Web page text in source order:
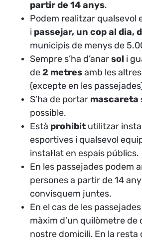
partir de 14 anys.
Podem realitzar qualsevol
i passejar, un cop al dia,
municipis de menys de
Sempre s’ha d’anarsol i
de2 metresamb les
(excepte en les
S’ha de portar mascareta
possible.
Està prohibit utilitzar
esportives i qualsevol
instal·lat en espais públics.
En les passejades podem
persones a partir de 14
convisquem juntes.
En el cas de les
màxim d’un quilòmetre de
nostre domicili. En la resta